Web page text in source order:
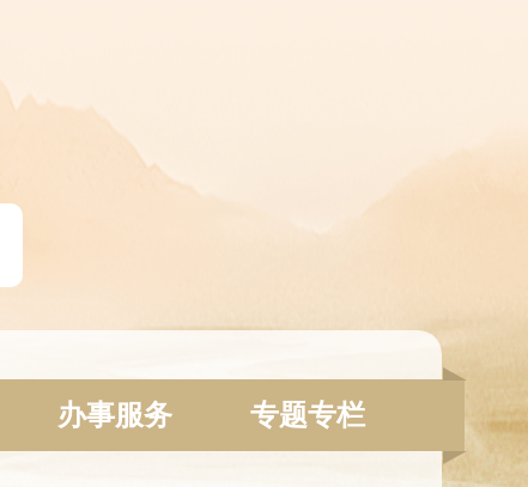
办事服务 专题专栏